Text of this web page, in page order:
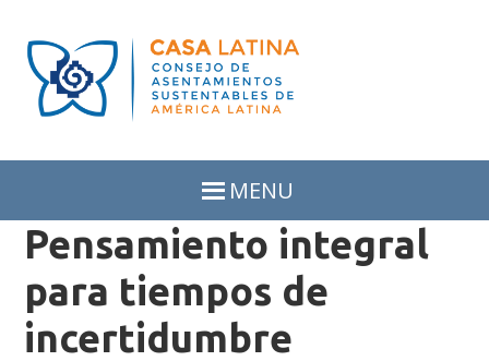
primary
navigation
main
content
MENU
Pensamiento integral
para tiempos de
incertidumbre